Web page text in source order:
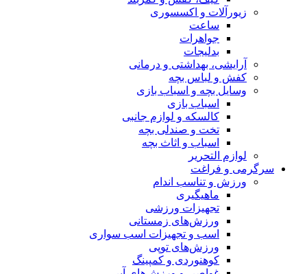
زیورآلات و اکسسوری
ساعت
جواهرات
بدلیجات
آرایشی، بهداشتی و درمانی
کفش و لباس بچه
وسایل بچه و اسباب بازی
اسباب بازی
کالسکه و لوازم جانبی
تخت و صندلی بچه
اسباب و اثاث بچه
لوازم التحریر
سرگرمی و فراغت
ورزش و تناسب اندام
ماهیگیری
تجهیزات ورزشی
ورزش‌های زمستانی
اسب و تجهیزات اسب سواری
ورزش‌های توپی
کوهنوردی و کمپینگ